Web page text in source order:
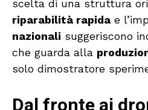
scelta di una struttura
riparabilità rapida e
nazionali suggeriscono
che guarda alla
solo dimostratore